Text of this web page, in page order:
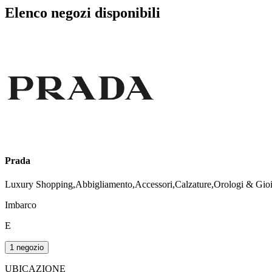
Elenco negozi disponibili
Prada
Luxury Shopping,Abbigliamento,Accessori,Calzature,Orologi &
Imbarco
E
1 negozio
UBICAZIONE